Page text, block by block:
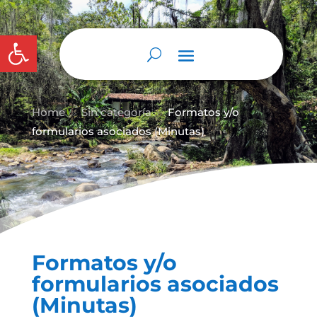
Abrir barra de herramientas
Home 9 Sin categoría 9 Formatos y/o
formularios asociados (Minutas)
Formatos y/o
formularios asociados
(Minutas)